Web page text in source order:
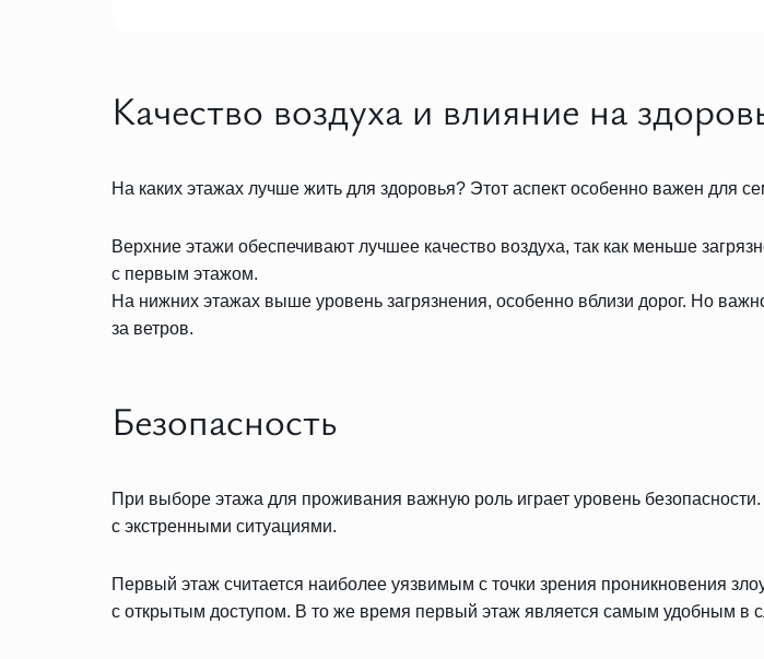
Качество воздуха и влияние на
На каких этажах лучше жить для здоровья? Этот аспект особенно важен для
Верхние этажи обеспечивают лучшее качество воздуха, так как меньше
с первым этажом.
На нижних этажах выше уровень загрязнения, особенно вблизи дорог. Но
за ветров.
Безопасность
При выборе этажа для проживания важную роль играет уровень
с экстренными ситуациями.
Первый этаж считается наиболее уязвимым с точки зрения проникновения
с открытым доступом. В то же время первый этаж является самым удобным в